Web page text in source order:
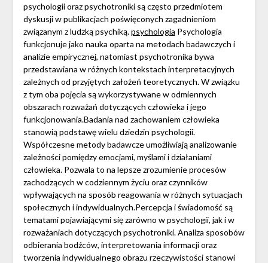
psychologii oraz psychotroniki są często przedmiotem
dyskusji w publikacjach poświęconych zagadnieniom
związanym z ludzką psychiką.psychologia Psychologia
funkcjonuje jako nauka oparta na metodach badawczych i
analizie empirycznej, natomiast psychotronika bywa
przedstawiana w różnych kontekstach interpretacyjnych
zależnych od przyjętych założeń teoretycznych. W związku
z tym oba pojęcia są wykorzystywane w odmiennych
obszarach rozważań dotyczących człowieka i jego
funkcjonowania.Badania nad zachowaniem człowieka
stanowią podstawę wielu dziedzin psychologii.
Współczesne metody badawcze umożliwiają analizowanie
zależności pomiędzy emocjami, myślami i działaniami
człowieka. Pozwala to na lepsze zrozumienie procesów
zachodzących w codziennym życiu oraz czynników
wpływających na sposób reagowania w różnych sytuacjach
społecznych i indywidualnych.Percepcja i świadomość są
tematami pojawiającymi się zarówno w psychologii, jak i w
rozważaniach dotyczących psychotroniki. Analiza sposobów
odbierania bodźców, interpretowania informacji oraz
tworzenia indywidualnego obrazu rzeczywistości stanowi